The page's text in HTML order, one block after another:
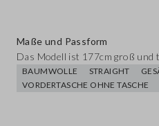
Maße und Passform
Das Modell ist 177cm groß und
BAUMWOLLE STRAIGHT
VORDERTASCHE OHNE TASCHE